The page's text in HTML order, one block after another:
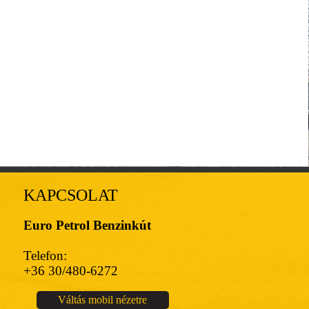
Teljesen elégedett
kiszolgálásal.
ergänzen.
KAPCSOLAT
Euro Petrol Benzinkút
Telefon:
+36 30/480-6272
Váltás mobil nézetre